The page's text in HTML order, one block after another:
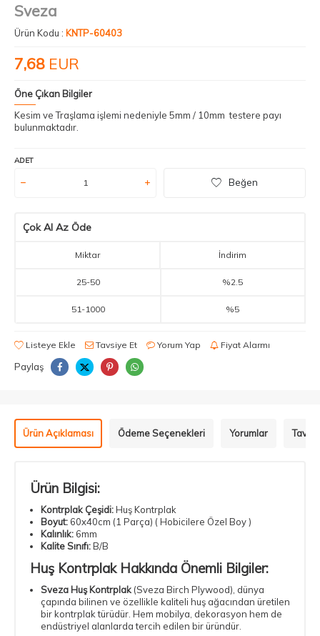
Sveza
Ürün Kodu : KNTP-60403
7,68 EUR
Öne Çıkan Bilgiler
Kesim ve Traşlama işlemi nedeniyle 5mm / 10mm testere payı
bulunmaktadır.
ADET
Beğen
Çok Al Az Öde
Miktar İndirim
25-50 %2.5
51 -1000 %5
Listeye Ekle Tavsiye Et Yorum Yap Fiyat Alarmı
Paylaş
Ürün Açıklaması Ödeme Seçenekleri Yorumlar
Ürün Bilgisi:
Kontrplak Çeşidi:Huş Kontrplak
Boyut: 60x40cm (1 Parça) ( Hobicilere Özel Boy )
Kalınlık: 6mm
Kalite Sınıfı:B/B
Huş Kontrplak Hakkında Önemli Bilgiler:
Sveza Huş Kontrplak (Sveza Birch Plywood), dünya
çapında bilinen ve özellikle kaliteli huş ağacından üretilen
bir kontrplak türüdür. Hem mobilya, dekorasyon hem de
endüstriyel alanlarda tercih edilen bir üründür.